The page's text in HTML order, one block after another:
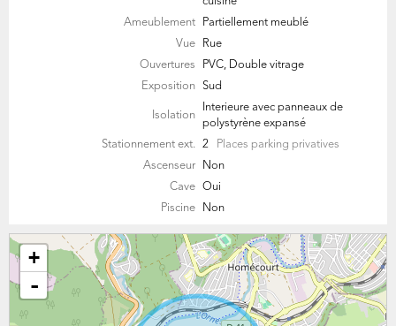
Ameublement
Partiellement meublé
Vue
Rue
Ouvertures
PVC, Double vitrage
Exposition
Sud
Isolation
Interieure avec panneaux de
polystyrène expansé
Stationnement ext.
2
Places parking privatives
Ascenseur
Non
Cave
Oui
Piscine
Non
+
-